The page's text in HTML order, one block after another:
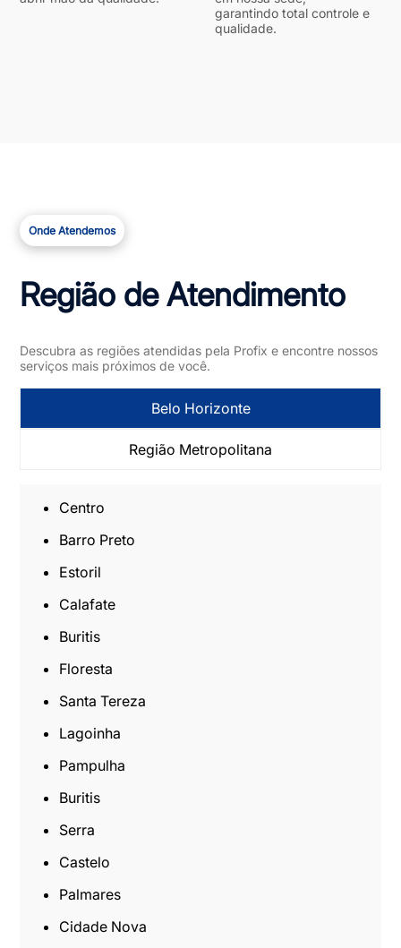
garantindo total controle e
qualidade.
Onde Atendemos
Região de Atendimento
Descubra as regiões atendidas pela Profix e encontre nossos
serviços mais próximos de você.
Belo Horizonte
Região Metropolitana
Centro
Barro Preto
Estoril
Calafate
Buritis
Floresta
Santa Tereza
Lagoinha
Pampulha
Buritis
Serra
Castelo
Palmares
Cidade Nova